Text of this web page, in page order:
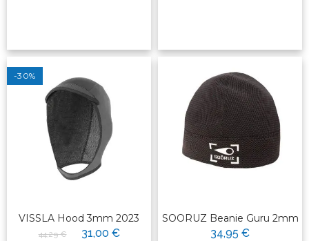
-30%
VISSLA Hood 3mm 2023
44,29 € 31,00 €
SOORUZ Beanie Guru 2mm
34,95 €